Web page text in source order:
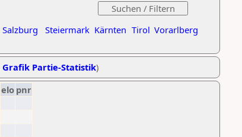
Salzburg Steiermark Kärnten Tirol Vorarlberg
Grafik Partie-Statistik)
elo pnr